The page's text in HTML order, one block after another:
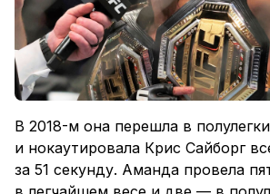
В 2018-м она перешла в
и нокаутировала Крис Сайборг
за 51 секунду. Аманда провела